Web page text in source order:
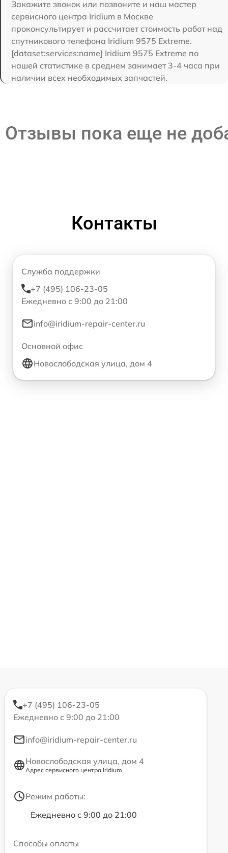
Закажите звонок или позвоните и наш мастер
сервисного центра Iridium в Москве
проконсультирует и рассчитает стоимость работ над
спутникового телефона Iridium 9575 Extreme.
[dataset:services:name] Iridium 9575 Extreme по
нашей статистике в среднем занимает 3-4 часа при
наличии всех необходимых запчастей.
Отзывы пока еще не
Контакты
Служба поддержки
+7 (495) 106-23-05
Ежедневно с 9:00 до 21:00
info@iridium-repair-center.ru
Основной офис
Новослободская улица, дом 4
+7 (495) 106-23-05
Ежедневно с 9:00 до 21:00
info@iridium-repair-center.ru
Новослободская улица, дом 4
Адрес сервисного центра Iridium
Режим работы:
Ежедневно с 9:00 до 21:00
Способы оплаты